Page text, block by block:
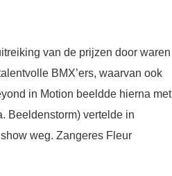
van de prijzen door waren
BMX’ers, waarvan ook
in Motion beeldde hierna met
Beeldenstorm) vertelde in
weg. Zangeres Fleur